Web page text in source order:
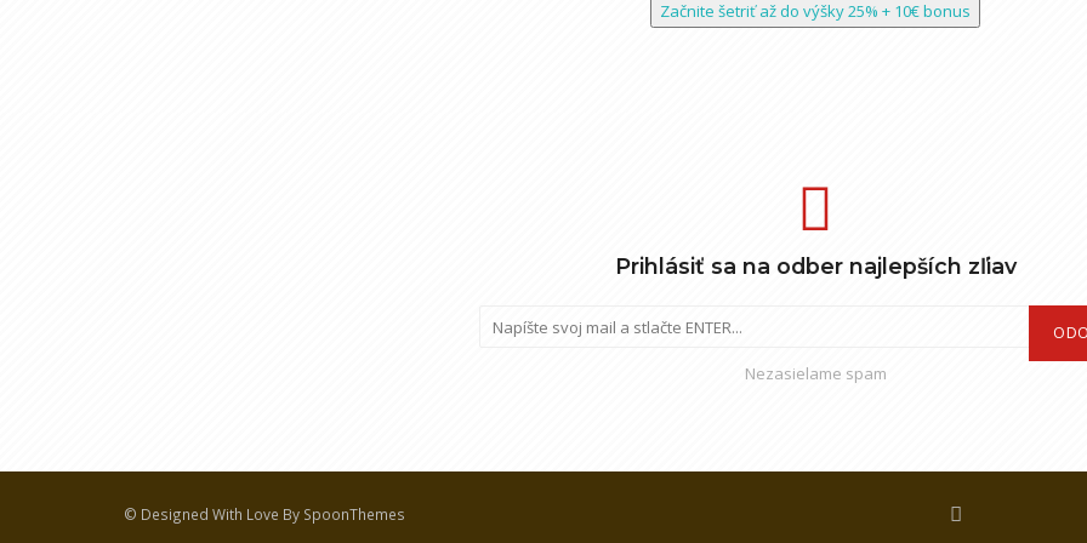
Začnite šetriť až do výšky 25% + 10€ bonus
Prihlásiť sa na odber najlepších zľiav
Nezasielame spam
© Designed With Love By SpoonThemes